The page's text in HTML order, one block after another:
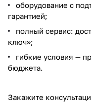
оборудование с
гарантией;
полный сервис:
ключ»;
гибкие условия —
бюджета.
Закажите